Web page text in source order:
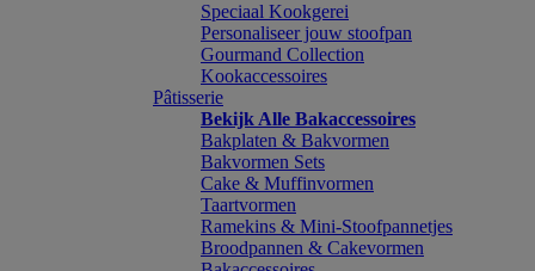
Speciaal Kookgerei
Personaliseer jouw stoofpan
Gourmand Collection
Kookaccessoires
Pâtisserie
Bekijk Alle Bakaccessoires
Bakplaten & Bakvormen
Bakvormen Sets
Cake & Muffinvormen
Taartvormen
Ramekins & Mini-Stoofpannetjes
Broodpannen & Cakevormen